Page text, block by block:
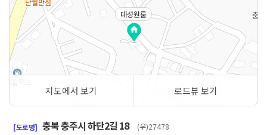
대성원룸
지도에서 보기 로드뷰 보기
[도로명] 충북 충주시 하단2길 18 (우)27478